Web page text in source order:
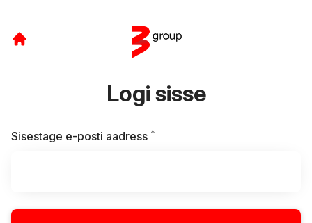
Logi sisse
Sisestage e-posti aadress *